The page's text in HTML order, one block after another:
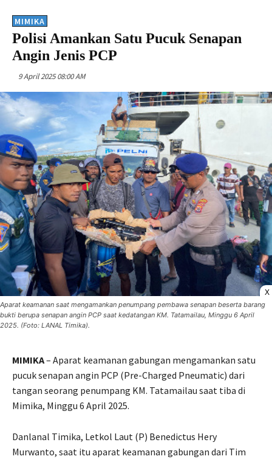
MIMIKA
Polisi Amankan Satu Pucuk Senapan
Angin Jenis PCP
9 April 2025 08:00 AM
X
Aparat keamanan saat mengamankan penumpang pembawa senapan beserta barang
bukti berupa senapan angin PCP saat kedatangan KM. Tatamailau, Minggu 6 April
2025. (Foto: LANAL Timika).
MIMIKA– Aparat keamanan gabungan mengamankan satu
pucuk senapan angin PCP (Pre-Charged Pneumatic) dari
tangan seorang penumpang KM. Tatamailau saat tiba di
Mimika, Minggu 6 April 2025.
Danlanal Timika, Letkol Laut (P) Benedictus Hery
Murwanto, saat itu aparat keamanan gabungan dari Tim